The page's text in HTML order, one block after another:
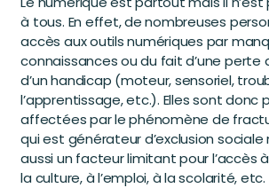
à tous. En effet, de nombreuses
accès aux outils numériques par
connaissances ou du fait d’une perte
d’un handicap (moteur, sensoriel,
l’apprentissage, etc.). Elles sont donc
affectées par le phénomène de
qui est générateur d’exclusion sociale
aussi un facteur limitant pour l’accès
la culture, à l’emploi, à la scolarité, etc.